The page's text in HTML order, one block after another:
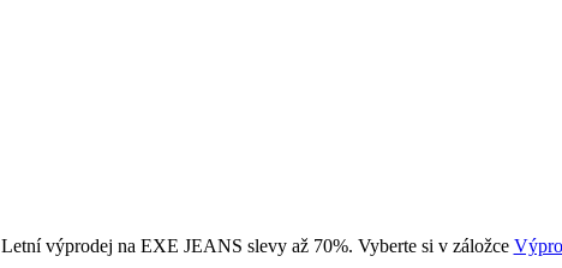
Letní výprodej na EXE JEANS slevy až 70%. Vyberte si v záložce